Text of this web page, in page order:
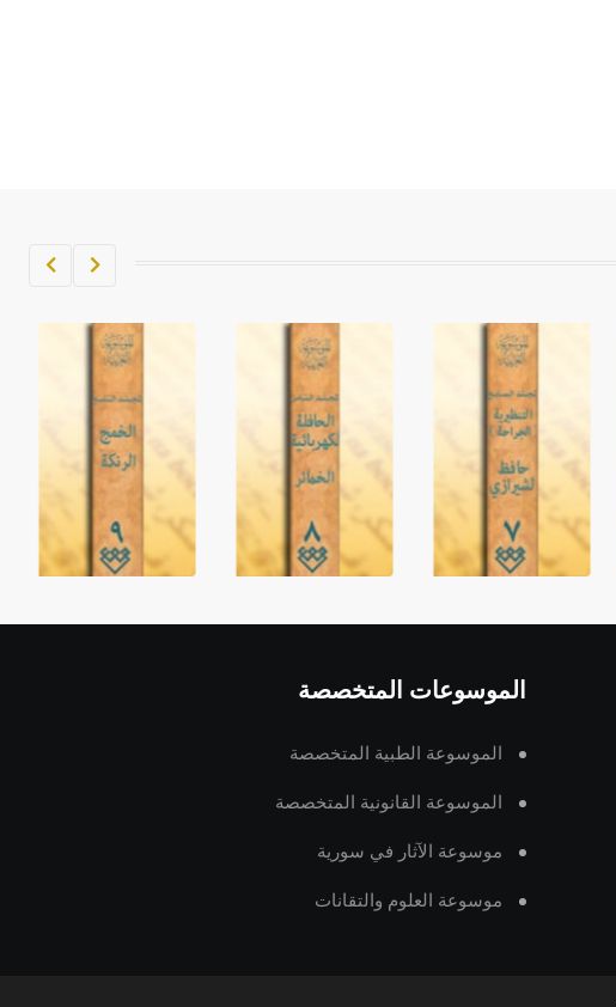
غير متصلة، وتعتمد المبدأ الأكوروفوني،
حيث تقتصر القيمة الصوتية للعلامة الك
الموسوعات المتخصصة
الموسوعة الطبية المتخصصة
الموسوعة القانونية المتخصصة
موسوعة الآثار في سورية
موسوعة العلوم والتقانات